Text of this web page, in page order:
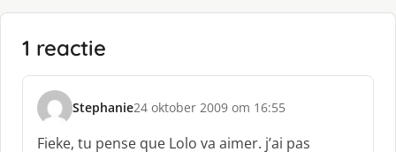
1 reactie
Stephanie
s
c
24 oktober 2009 om 16:55
Fieke, tu pense que Lolo va aimer. j’ai pas